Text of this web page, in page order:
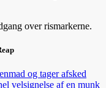
over rismarkerne.